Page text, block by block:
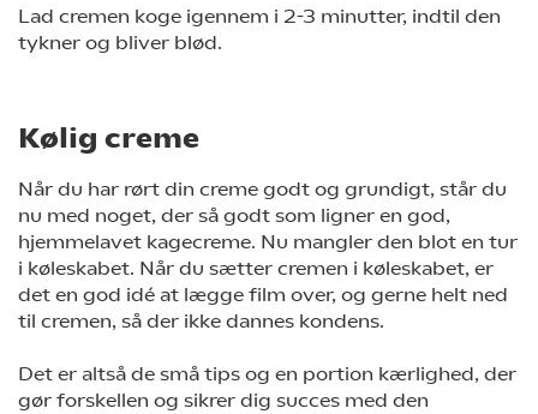
Lad cremen koge igennem i 2-3 minutter, indtil den
tykner og bliver blød.
Kølig creme
Når du har rørt din creme godt og grundigt, står du
nu med noget, der så godt som ligner en god,
hjemmelavet kagecreme. Nu mangler den blot en tur
i køleskabet. Når du sætter cremen i køleskabet, er
det en god idé at lægge film over, og gerne helt ned
til cremen, så der ikke dannes kondens.
Det er altså de små tips og en portion kærlighed, der
gør forskellen og sikrer dig succes med den